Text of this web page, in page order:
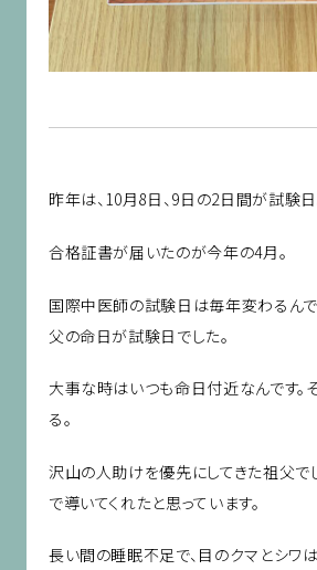
昨年は、10月8日、9日の2日間が試験日
合格証書が届いたのが今年の4月。
国際中医師の試験日は毎年変わるんで
父の命日が試験日でした。
大事な時はいつも命日付近なんです。
る。
沢山の人助けを優先にしてきた祖父で
で導いてくれたと思っています。
長い間の睡眠不足で、目のクマとシワ